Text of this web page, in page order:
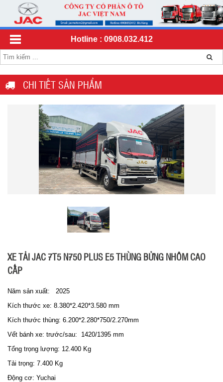
Hotline : 0908.032.412
CHI TIẾT SẢN PHẨM
XE TẢI JAC 7T5 N750 PLUS E5 THÙNG BỬNG NHÔM CAO
CẤP
Năm sản xuất: 2025
Kích thước xe: 8.380*2.420*3.580 mm
Kích thước thùng: 6.200*2.280*750/2.270mm
Vết bánh xe: trước/sau: 1420/1395 mm
Tổng trọng lượng: 12.400 Kg
Tải trọng: 7.400 Kg
Động cơ: Yuchai